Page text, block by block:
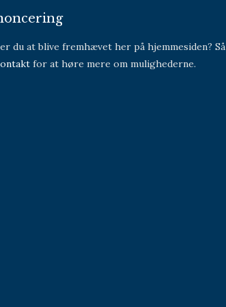
du at blive fremhævet her på hjemmesiden? Så
for at høre mere om mulighederne.